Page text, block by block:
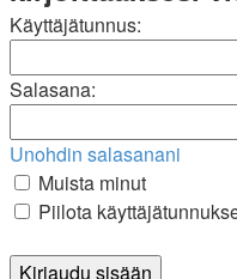
Käyttäjätunnus:
Salasana:
Unohdin salasanani
Muista minut
Piilota